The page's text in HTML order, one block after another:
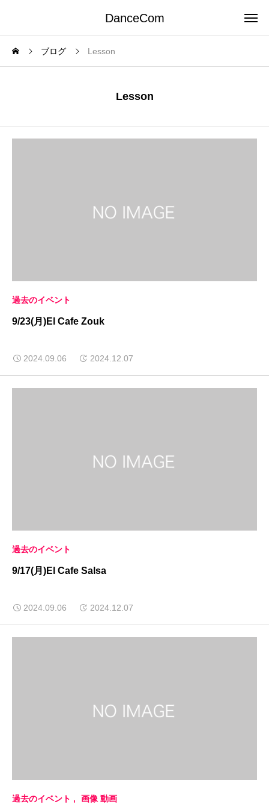
DanceCom
ブログ Lesson
Lesson
過去のイベント
9/23(月)El Cafe Zouk
2024.09.06 2024.12.07
過去のイベント
9/17(月)El Cafe Salsa
2024.09.06 2024.12.07
過去のイベント 画像 動画